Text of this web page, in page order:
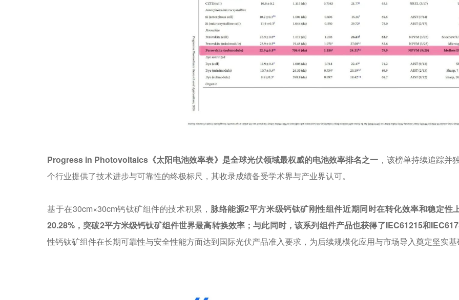
Progress in Photovoltaics 《太阳电池效率表》是全球光伏领域最权威的电池效率排名之一 ，该榜单持续追踪并
个行业提供了技术进步与可靠性的终极标尺，其收录成绩备受学术界与产业界认可。
基于在30cm×30cm钙钛矿组件的技术积累， 脉络能源2平方米级钙钛矿刚性组件近期同时在转化效率和稳定
20.28%，突破2平方米级钙钛矿组件世界最高转换效率；与此同时，该系列组件产品也获得了IEC61215和
性钙钛矿组件在长期可靠性与安全性能方面达到国际光伏产品准入要求，为后续规模化应用与市场导入奠定坚实